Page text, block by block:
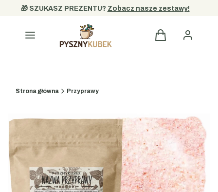
🎁 SZUKASZ PREZENTU? Zobacz nasze zestawy!
Kategorie
Strona główna Przyprawy